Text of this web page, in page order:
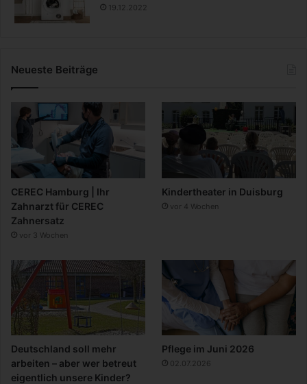
19.12.2022
Neueste Beiträge
CEREC Hamburg | Ihr
Zahnarzt für CEREC
Zahnersatz
vor 3 Wochen
Kindertheater in Duisburg
vor 4 Wochen
Deutschland soll mehr
arbeiten – aber wer betreut
eigentlich unsere Kinder?
Pflege im Juni 2026
02.07.2026